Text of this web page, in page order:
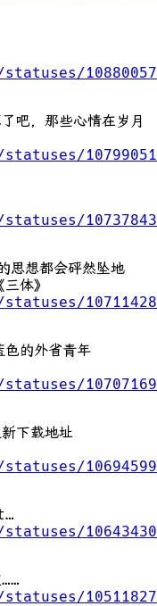
吧，那些心情在岁月
想都会砰然坠地
体》
的外省青年
下载地址